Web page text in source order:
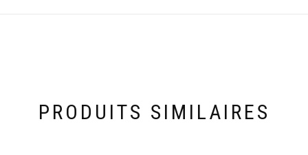
PRODUITS SIMILAIRES